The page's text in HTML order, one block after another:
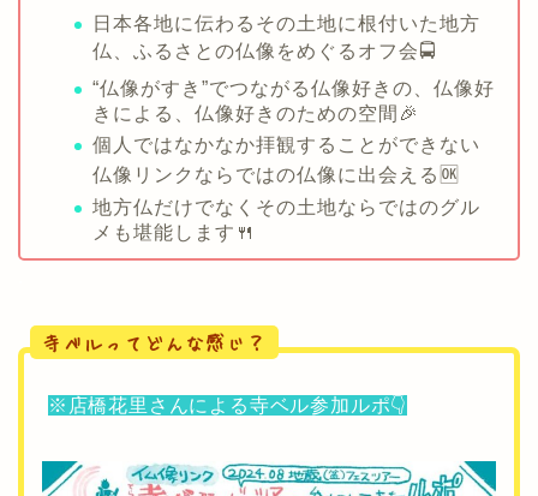
日本各地に伝わるその土地に根付いた地方
仏、ふるさとの仏像をめぐるオフ会🚍
“仏像がすき”でつながる仏像好きの、仏像好
きによる、仏像好きのための空間🎉
個人ではなかなか拝観することができない
仏像リンクならではの仏像に出会える🆗
地方仏だけでなくその土地ならではのグル
メも堪能します🍴
寺ベルってどんな感じ？
※店橋花里さんによる寺ベル参加ルポ👇️